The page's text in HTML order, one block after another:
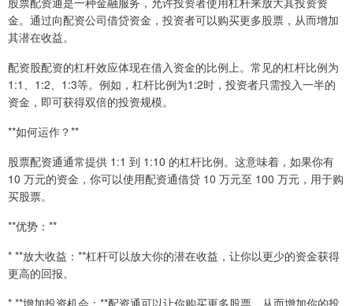
金。通过向配资公司借贷资金，投资者可以购买更多股票，从而增加
其潜在收益。
配资股配资的杠杆效应体现在借入资金的比例上。常见的杠杆比例为
1:1、1:2、1:3等。例如，杠杆比例为1:2时，投资者只需投入一半的
资金，即可获得双倍的投资规模。
**如何运作？**
股票配资通通常提供 1:1 到 1:10 的杠杆比例。这意味着，如果你有
10 万元的资金，你可以使用配资通借贷 10 万元至 100 万元，用于购
买股票。
**优势：**
* **放大收益：**杠杆可以放大你的潜在收益，让你以更少的资金获得
更高的回报。
* **增加投资机会：**配资通可以让你购买更多股票，从而增加你的投